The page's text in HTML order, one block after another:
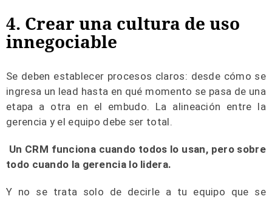
4. Crear una cultura de uso
innegociable
Se deben establecer procesos claros: desde cómo se
ingresa un lead hasta en qué momento se pasa de una
etapa a otra en el embudo. La alineación entre la
gerencia y el equipo debe ser total.
Un CRM funciona cuando todos lo usan, pero sobre
todo cuando la gerencia lo lidera.
Y no se trata solo de decirle a tu equipo que se